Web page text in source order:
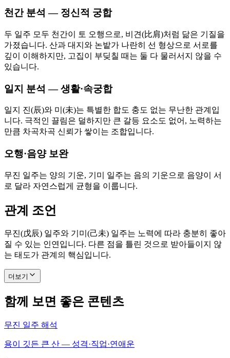
천간 분석 — 정신적 궁합
두 일주 모두 천간이 토 오행으로, 비견(比肩)처럼 닮은 기질을
가졌습니다. 산과 대지와 논밭가 나란히 선 형상으로 서로를
깊이 이해하지만, 고집이 부딪칠 때는 둘 다 물러서지 않을 수
있습니다.
일지 분석 — 생활·속궁합
일지 진(辰)와 미(未)는 특별한 합도 충도 없는 무난한 관계입
니다. 극적인 끌림은 덜하지만 큰 갈등 요소도 없어, 노력하는
만큼 차곡차곡 신뢰가 쌓이는 조합입니다.
오행·음양 보완
무진 일주는 양의 기운, 기미 일주는 음의 기운으로 음양이 서
로 달라 자연스럽게 균형을 이룹니다.
관계 조언
무진(戊辰) 일주와 기미(己未) 일주는 노력에 따라 충분히 좋아
질 수 있는 인연입니다. 다른 점을 틀린 것으로 받아들이지 않
는 태도가 관계의 핵심입니다.
더보기
함께 보면 좋은 콘텐츠
무진 일주 해석
용이 깃든 큰 산 — 성격·직업·연애운